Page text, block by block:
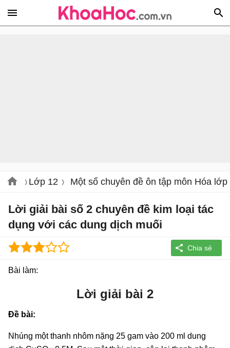
Lớp 12 Một số chuyên đề ôn tập môn Hóa lớp
Lời giải bài số 2 chuyên đề kim loại tác
dụng với các dung dịch muối
Bài làm:
Lời giải bài 2
Đề bài:
Nhúng một thanh nhôm nặng 25 gam vào 200 ml dung